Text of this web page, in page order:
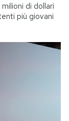
di dollari
più giovani